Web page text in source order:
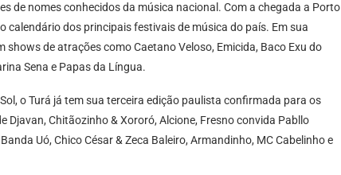
de nomes conhecidos da música nacional. Com a chegada a Porto
calendário dos principais festivais de música do país. Em sua
de atrações como Caetano Veloso, Emicida, Baco Exu do
Sena e Papas da Língua.
o Turá já tem sua terceira edição paulista confirmada para os
Djavan, Chitãozinho & Xororó, Alcione, Fresno convida Pabllo
Uó, Chico César & Zeca Baleiro, Armandinho, MC Cabelinho e